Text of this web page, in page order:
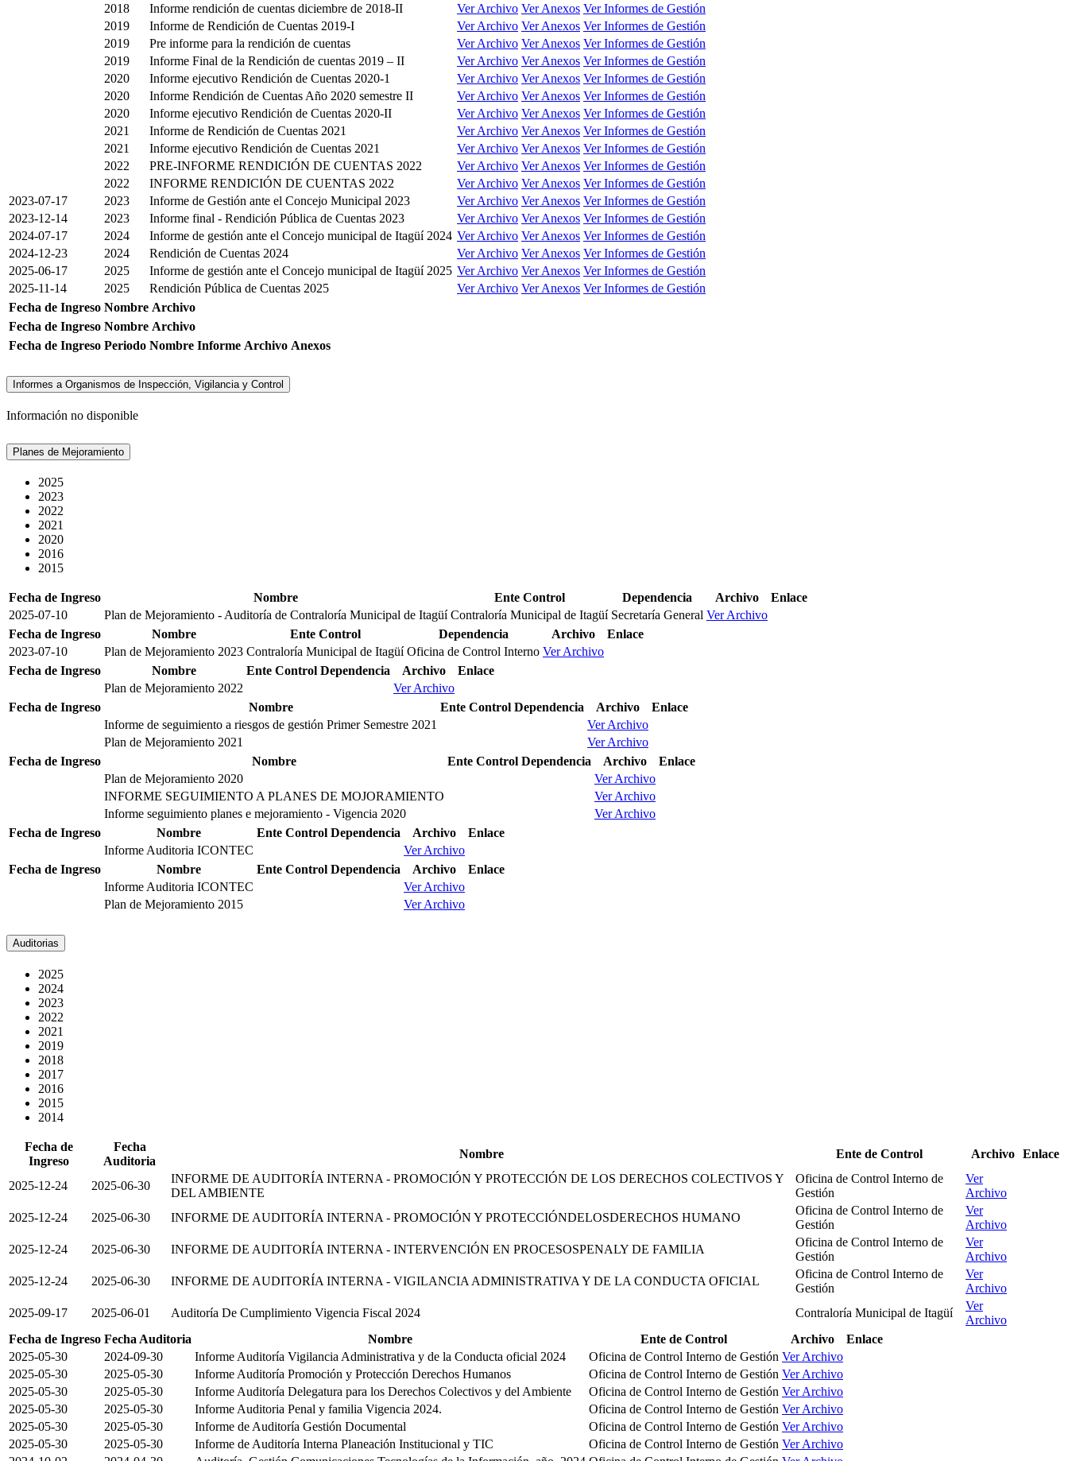
2018
Informe rendición de cuentas diciembre de 2018-II Ver Archivo Ver Anexos Ver Informes de Gestión
2019
Informe de Rendición de Cuentas 2019-I Ver Archivo Ver Anexos Ver Informes de Gestión
2019
Pre informe para la rendición de cuentas Ver Archivo Ver Anexos Ver Informes de Gestión
2019
Informe Final de la Rendición de cuentas 2019 – II Ver Archivo Ver Anexos Ver Informes de Gestión
2020
Informe ejecutivo Rendición de Cuentas 2020-1 Ver Archivo Ver Anexos Ver Informes de Gestión
2020
Informe Rendición de Cuentas Año 2020 semestre II Ver Archivo Ver Anexos Ver Informes de Gestión
2020
Informe ejecutivo Rendición de Cuentas 2020-II Ver Archivo Ver Anexos Ver Informes de Gestión
2021
Informe de Rendición de Cuentas 2021 Ver Archivo Ver Anexos Ver Informes de Gestión
2021
Informe ejecutivo Rendición de Cuentas 2021 Ver Archivo Ver Anexos Ver Informes de Gestión
2022
PRE-INFORME RENDICIÓN DE CUENTAS 2022 Ver Archivo Ver Anexos Ver Informes de Gestión
2022
INFORME RENDICIÓN DE CUENTAS 2022 Ver Archivo Ver Anexos Ver Informes de Gestión
2023-07-17
2023 Informe de Gestión ante el Concejo Municipal 2023 Ver Archivo Ver Anexos Ver Informes de Gestión
2023-12-14
2023 Informe final - Rendición Pública de Cuentas 2023 Ver Archivo Ver Anexos Ver Informes de Gestión
2024-07-17
2024 Informe de gestión ante el Concejo municipal de Itagüí 2024 Ver Archivo Ver Anexos Ver Informes de Gestión
2024-12-23
2024 Rendición de Cuentas 2024 Ver Archivo Ver Anexos Ver Informes de Gestión
2025-06-17
2025 Informe de gestión ante el Concejo municipal de Itagüí 2025 Ver Archivo Ver Anexos Ver Informes de Gestión
2025-11-14
2025 Rendición Pública de Cuentas 2025 Ver Archivo Ver Anexos Ver Informes de Gestión
Fecha de Ingreso Nombre Archivo
Fecha de Ingreso Nombre Archivo
Fecha de Ingreso Periodo Nombre Informe Archivo Anexos
Informes a Organismos de Inspección, Vigilancia y Control
Información no disponible
Planes de Mejoramiento
2025
2023
2022
2021
2020
2016
2015
Fecha de Ingreso Nombre Ente Control Dependencia Archivo
Enlace
2025-07-10
Plan de Mejoramiento - Auditoría de Contraloría Municipal de Itagüí Contraloría Municipal de Itagüí Secretaría General Ver Archivo
Fecha de Ingreso
Nombre Ente Control Dependencia Archivo
Enlace
2023-07-10
Plan de Mejoramiento 2023 Contraloría Municipal de Itagüí Oficina de Control Interno Ver Archivo
Fecha de Ingreso
Nombre Ente Control Dependencia Archivo
Enlace
Plan de Mejoramiento 2022
Ver Archivo
Fecha de Ingreso
Nombre Ente Control Dependencia Archivo
Enlace
Informe de seguimiento a riesgos de gestión Primer Semestre 2021
Ver Archivo
Plan de Mejoramiento 2021
Ver Archivo
Fecha de Ingreso
Nombre Ente Control Dependencia Archivo
Enlace
Plan de Mejoramiento 2020
Ver Archivo
INFORME SEGUIMIENTO A PLANES DE MOJORAMIENTO
Ver Archivo
Informe seguimiento planes e mejoramiento - Vigencia 2020
Ver Archivo
Fecha de Ingreso
Nombre Ente Control Dependencia Archivo
Enlace
Informe Auditoria ICONTEC
Ver Archivo
Fecha de Ingreso
Nombre Ente Control Dependencia Archivo
Enlace
Informe Auditoria ICONTEC
Ver Archivo
Plan de Mejoramiento 2015
Ver Archivo
Auditorias
2025
2024
2023
2022
2021
2019
2018
2017
2016
2015
2014
Fecha de
Ingreso
Fecha
Auditoria
Nombre Ente de Control Archivo Enlace
2025-12-24 2025-06-30
INFORME DE AUDITORÍA INTERNA - PROMOCIÓN Y PROTECCIÓN DE LOS DERECHOS COLECTIVOS Y
DEL AMBIENTE
Oficina de Control Interno de
Gestión
Ver
Archivo
2025-12-24
2025-06-30 INFORME DE AUDITORÍA INTERNA - PROMOCIÓN Y PROTECCIÓNDELOSDERECHOS HUMANO
Oficina de Control Interno de
Gestión
Ver
Archivo
2025-12-24
2025-06-30 INFORME DE AUDITORÍA INTERNA - INTERVENCIÓN EN PROCESOSPENALY DE FAMILIA
Oficina de Control Interno de
Gestión
Ver
Archivo
2025-12-24
2025-06-30 INFORME DE AUDITORÍA INTERNA - VIGILANCIA ADMINISTRATIVA Y DE LA CONDUCTA OFICIAL
Oficina de Control Interno de
Gestión
Ver
Archivo
2025-09-17
2025-06-01 Auditoría De Cumplimiento Vigencia Fiscal 2024 Contraloría Municipal de Itagüí
Ver
Archivo
Fecha de Ingreso Fecha Auditoria Nombre Ente de Control Archivo
Enlace
2025-05-30
2024-09-30 Informe Auditoría Vigilancia Administrativa y de la Conducta oficial 2024 Oficina de Control Interno de Gestión Ver Archivo
2025-05-30
2025-05-30 Informe Auditoría Promoción y Protección Derechos Humanos Oficina de Control Interno de Gestión Ver Archivo
2025-05-30
2025-05-30 Informe Auditoría Delegatura para los Derechos Colectivos y del Ambiente Oficina de Control Interno de Gestión Ver Archivo
2025-05-30
2025-05-30 Informe Auditoria Penal y familia Vigencia 2024. Oficina de Control Interno de Gestión Ver Archivo
2025-05-30
2025-05-30 Informe de Auditoría Gestión Documental Oficina de Control Interno de Gestión Ver Archivo
2025-05-30
2025-05-30 Informe de Auditoría Interna Planeación Institucional y TIC Oficina de Control Interno de Gestión Ver Archivo